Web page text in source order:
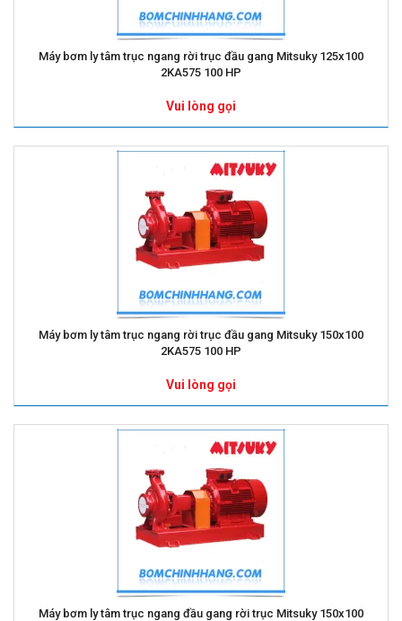
Máy bơm ly tâm trục ngang rời trục đầu gang Mitsuky 125x100
2KA575 100 HP
Vui lòng gọi
Máy bơm ly tâm trục ngang rời trục đầu gang Mitsuky 150x100
2KA575 100 HP
Vui lòng gọi
Máy bơm ly tâm trục ngang đầu gang rời trục Mitsuky 150x100